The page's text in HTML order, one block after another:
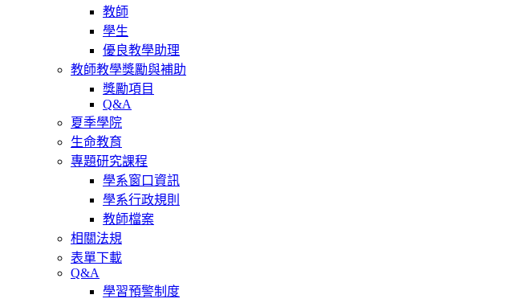
教師
學生
優良教學助理
教師教學獎勵與補助
獎勵項目
Q&A
夏季學院
生命教育
專題研究課程
學系窗口資訊
學系行政規則
教師檔案
相關法規
表單下載
Q&A
學習預警制度